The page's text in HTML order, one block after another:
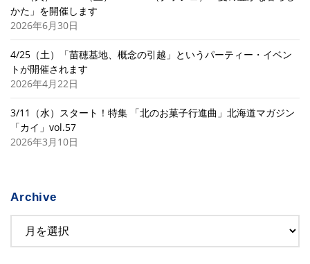
かた」を開催します
2026年6月30日
4/25（土）「苗穂基地、概念の引越」というパーティー・イベン
トが開催されます
2026年4月22日
3/11（水）スタート！特集 「北のお菓子行進曲」北海道マガジン
「カイ」vol.57
2026年3月10日
Archive